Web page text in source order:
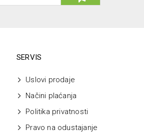
SERVIS
Uslovi prodaje
Načini plaćanja
Politika privatnosti
Pravo na odustajanje